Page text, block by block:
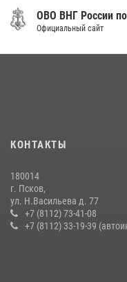
24 июля 2026, 13:59 1
рабочее совещание
Всероссийского конкурса
сотрудников
Росгвардейцы одержали
30 июля 2026, 05:10 3
ОВО ВНГ России
Официальный сайт
КОНТАКТЫ
180014
г. Псков,
ул. Н.Васильева д. 77
+7 (8112) 73-41-08
+7 (8112) 33-19-39